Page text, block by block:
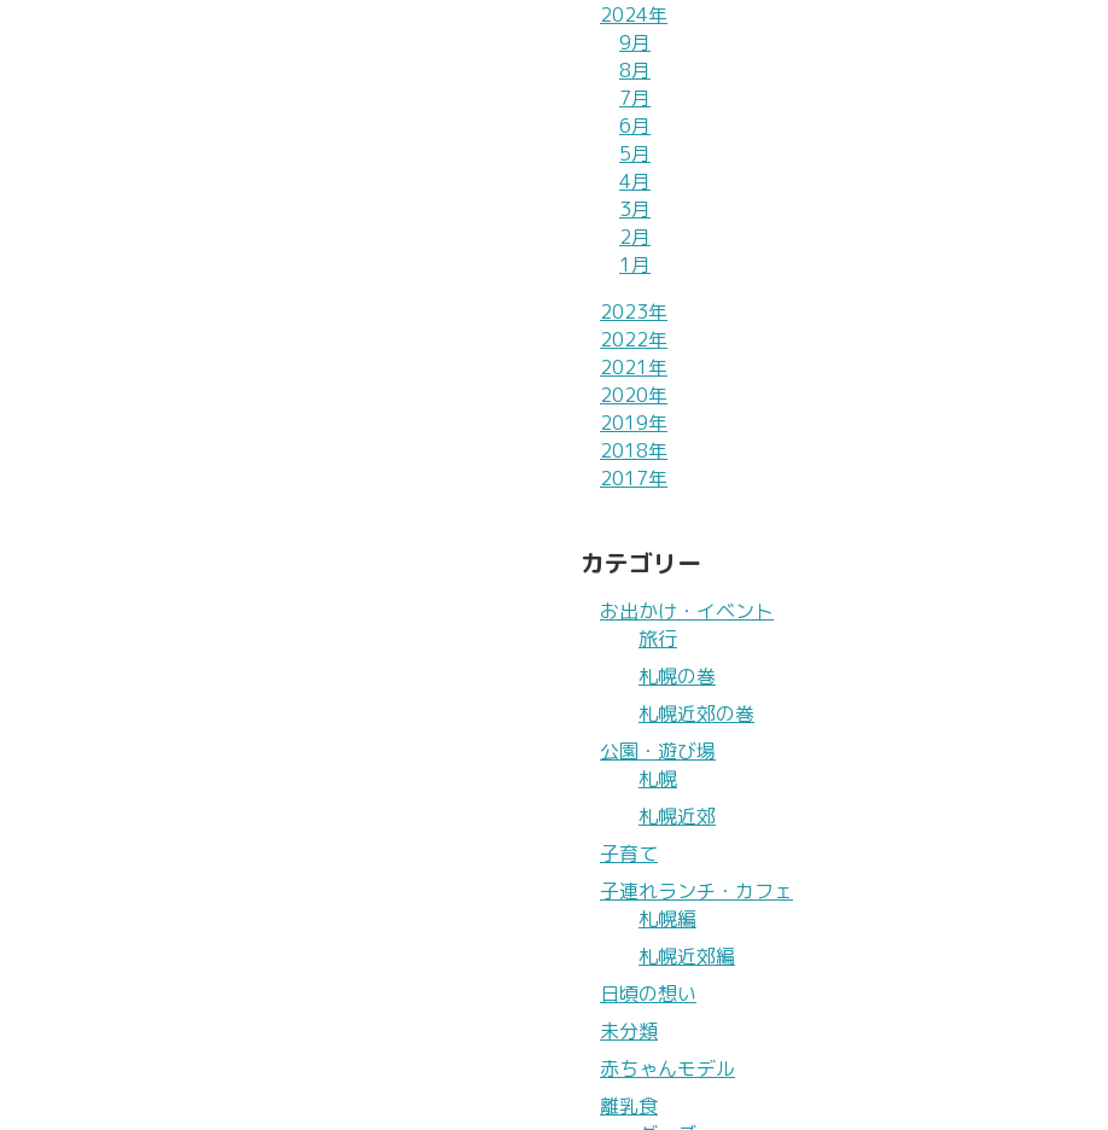
2024年
9月
8月
7月
6月
5月
4月
3月
2月
1月
2023年
2022年
2021年
2020年
2019年
2018年
2017年
カテゴリー
お出かけ・イベント
旅行
札幌の巻
札幌近郊の巻
公園・遊び場
札幌
札幌近郊
子育て
子連れランチ・カフェ
札幌編
札幌近郊編
日頃の想い
未分類
赤ちゃんモデル
離乳食